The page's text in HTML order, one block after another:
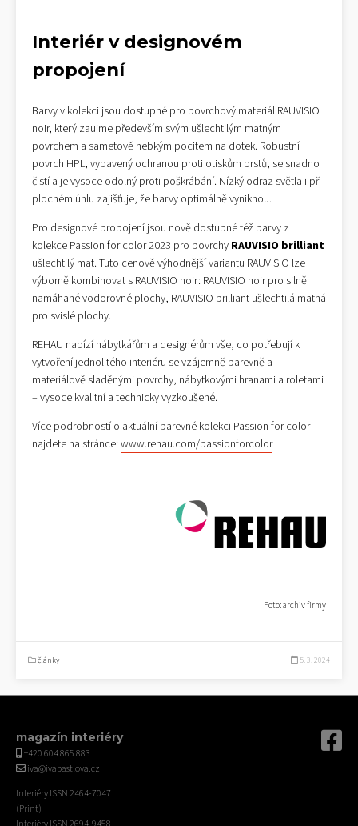
Interiér v designovém
propojení
Barvy v kolekci jsou dostupné pro povrchový materiál RAUVISIO
noir, který zaujme především svým ušlechtilým matným
povrchem a sametově hebkým pocitem na dotek. Robustní
povrch HPL, vybavený ochranou proti otiskům prstů, se snadno
čistí a je vysoce odolný proti poškrábání. Nízký odraz světla i při
plochém úhlu zajišťuje, že barvy optimálně vyniknou.
Pro designové propojení jsou nově dostupné též barvy z
kolekce Passion for color 2023 pro povrchy RAUVISIO brilliant
ušlechtilý mat. Tuto cenově výhodnější variantu RAUVISIO lze
výborně kombinovat s RAUVISIO noir: RAUVISIO noir pro silně
namáhané vodorovné plochy, RAUVISIO brilliant ušlechtilá matná
pro svislé plochy.
REHAU nabízí nábytkářům a designérům vše, co potřebují k
vytvoření jednolitého interiéru se vzájemně barevně a
materiálově sladěnými povrchy, nábytkovými hranami a roletami
– vysoce kvalitní a technicky vyzkoušené.
Více podrobností o aktuální barevné kolekci Passion for color
najdete na stránce: www.rehau.com/passionforcolor
Foto: archiv firmy
články 5. 3. 2024
magazín interiéry
+420 604 865 883
iva@ivabastlova.cz
Interiéry ISSN 2464-7047
(Print)